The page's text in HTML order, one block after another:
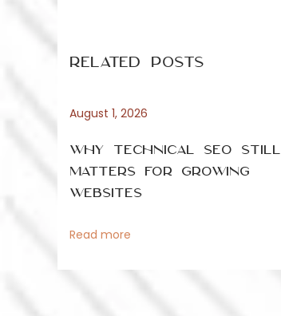
s
n
a
o
s
o
s
t
l
j
i
n
g
a
Related Posts
August 1, 2026
Why Technical SEO Still
Matters for Growing
Websites
Read more